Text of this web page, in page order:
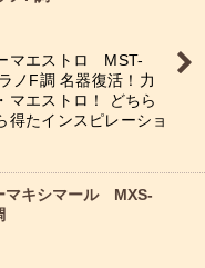
マエストロ MST-
F調 名器復活！力
マエストロ！ どちら
得たインスピレーショ
キシマール MXS-